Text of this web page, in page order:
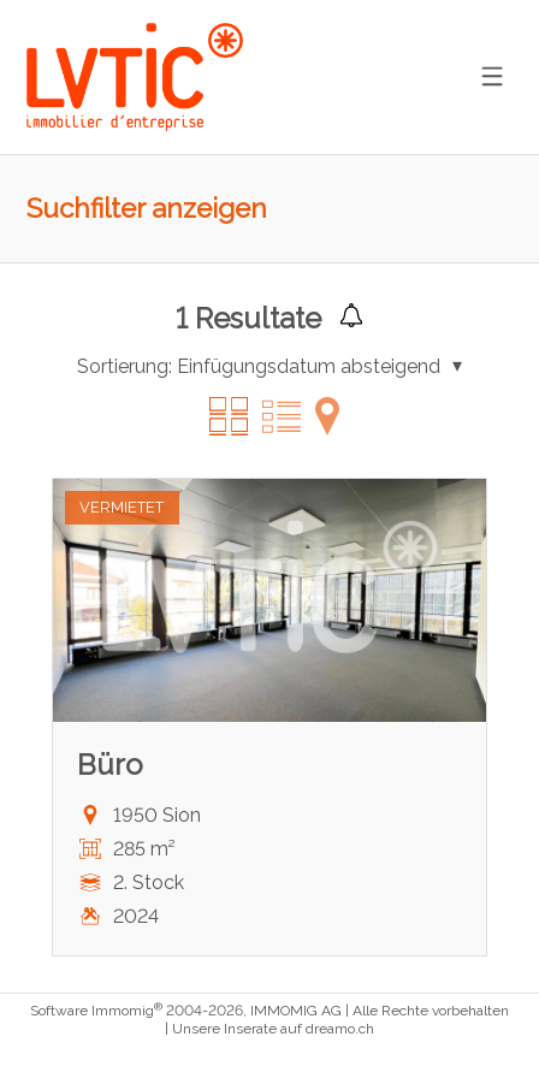
Suchfilter anzeigen
1Resultate
Sortierung: Einfügungsdatum absteigend
VERMIETET
Büro
1950 Sion
285 m²
2. Stock
2024
Software Immomig® 2004-2026, IMMOMIG AG | Alle Rechte vorbehalten
| Unsere Inserate auf dreamo.ch